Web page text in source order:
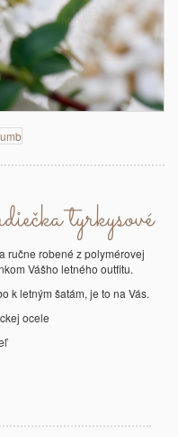
tyrkysové
ručne robené z polymérovej
Vášho letného outfitu.
k letným šatám, je to na Vás.
ocele